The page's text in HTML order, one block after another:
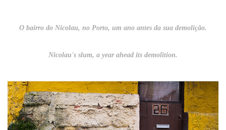
O bairro do Nicolau, no Porto, um ano antes da sua demolição.
Nicolau's slum, a year ahead its demolition.